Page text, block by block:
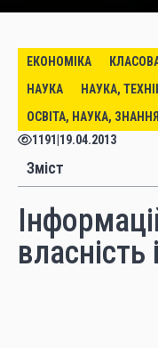
ЕКОНОМІКА
НАУКА
НАУКА,
ОСВІТА, НАУКА, ЗНАННЯ
1191 19.04.2013
Зміст